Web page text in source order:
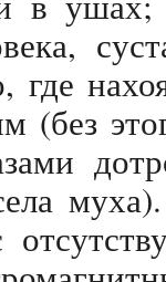
где
(без